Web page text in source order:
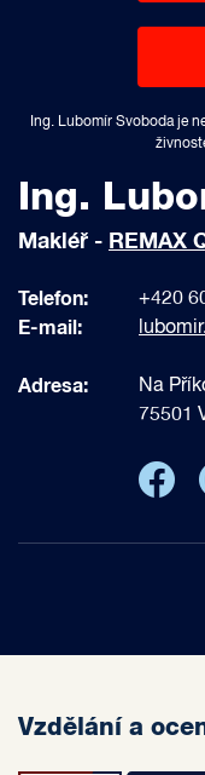
Ing. Lubomír Svoboda je
Ing.
Makléř - REMAX
Telefon:
+420
E-mail:
Adresa:
Na
75501
Vzdělání a